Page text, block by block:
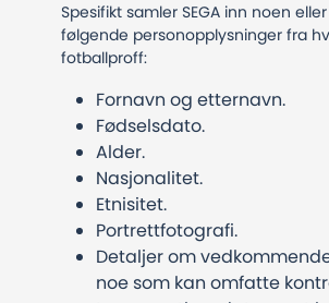
Spesifikt samler SEGA inn noen
følgende personopplysninger fra
fotballproff:
Fornavn og etternavn.
Fødselsdato.
Alder.
Nasjonalitet.
Etnisitet.
Portrettfotografi.
Detaljer om
noe som kan omfatte